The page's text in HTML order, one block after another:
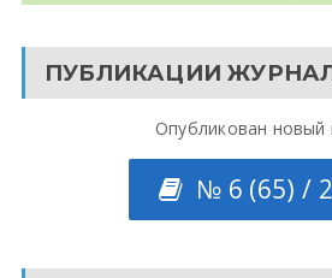
ПУБЛИКАЦИИ
Опубликован новый
№ 6 (65) /